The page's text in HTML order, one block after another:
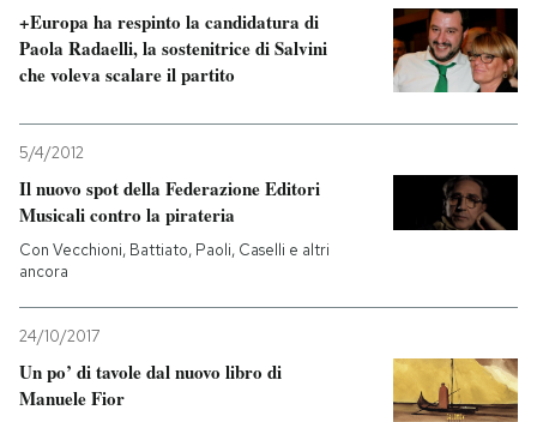
+Europa ha respinto la candidatura di
Paola Radaelli, la sostenitrice di Salvini
che voleva scalare il partito
5/4/2012
Il nuovo spot della Federazione Editori
Musicali contro la pirateria
Con Vecchioni, Battiato, Paoli, Caselli e altri
ancora
24/10/2017
Un po’ di tavole dal nuovo libro di
Manuele Fior